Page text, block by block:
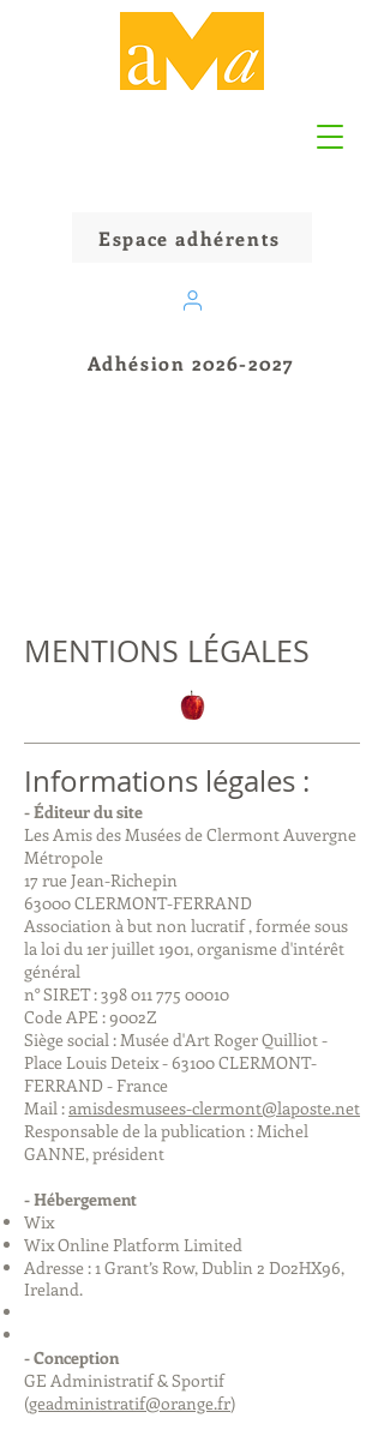
Espace adhérents
Adhésion 2026-2027
MENTIONS LÉGALES
Informations légales :
- Éditeur du site
Les Amis des Musées de Clermont Auvergne
Métropole
17 rue Jean-Richepin
63000 CLERMONT-FERRAND
Association à but non lucratif , formée sous
la loi du 1er juillet 1901, organisme d'intérêt
général
n° SIRET : 398 011 775 00010
Code APE : 9002Z
Siège social : Musée d'Art Roger Quilliot -
Place Louis Deteix - 63100 CLERMONT-
FERRAND - France
Mail :amisdesmusees-clermont@laposte.net
Responsable de la publication : Michel
GANNE, président
- Hébergement
Wix
Wix Online Platform Limited
Adresse : 1 Grant’s Row, Dublin 2 D02HX96,
Ireland.
- Conception
GE Administratif & Sportif
(geadministratif@orange.fr)